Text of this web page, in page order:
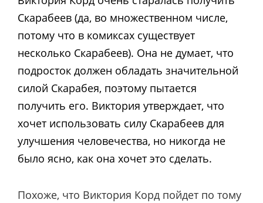
Скарабеев (да, во множественном числе,
потому что в комиксах существует
несколько Скарабеев). Она не думает, что
подросток должен обладать значительной
силой Скарабея, поэтому пытается
получить его. Виктория утверждает, что
хочет использовать силу Скарабеев для
улучшения человечества, но никогда не
было ясно, как она хочет это сделать.
Похоже, что Виктория Корд пойдет по тому